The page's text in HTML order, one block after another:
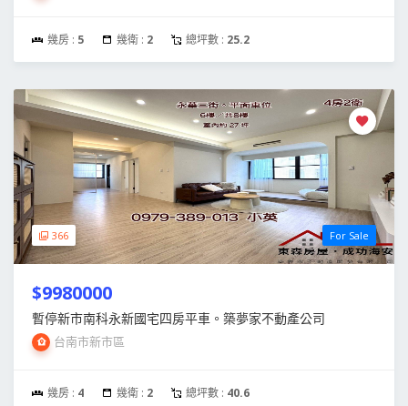
幾房 : 5 幾衛 : 2 總坪數 : 25.2
366 For Sale
$9980000
暫停新市南科永新國宅四房平車。築夢家不動產公司
台南市新市區
幾房 : 4 幾衛 : 2 總坪數 : 40.6